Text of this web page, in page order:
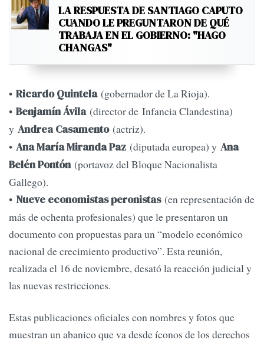
LA RESPUESTA DE SANTIAGO CAPUTO
CUANDO LE PREGUNTARON DE QUÉ
TRABAJA EN EL GOBIERNO: "HAGO
CHANGAS"
• Ricardo Quintela(gobernador de La Rioja).
• Benjamín Ávila(director de Infancia Clandestina)
y Andrea Casamento(actriz).
• Ana María Miranda Paz (diputada europea) y Ana
Belén Pontón(portavoz del Bloque Nacionalista
Gallego).
• Nueve economistas peronistas(en representación de
más de ochenta profesionales) que le presentaron un
documento con propuestas para un “modelo económico
nacional de crecimiento productivo”. Esta reunión,
realizada el 16 de noviembre, desató la reacción judicial y
las nuevas restricciones.
Estas publicaciones oficiales con nombres y fotos que
muestran un abanico que va desde íconos de los derechos